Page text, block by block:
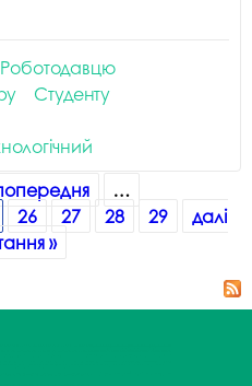
Роботодавцю
Студенту
…
26 27 28 29
далі
»